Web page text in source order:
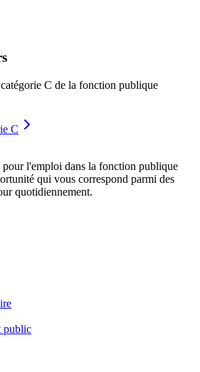
C de la fonction publique
C
pour l'emploi dans la fonction publique
qui vous correspond parmi des
quotidiennement.
public